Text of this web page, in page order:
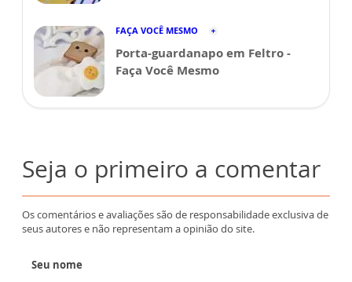
FAÇA VOCÊ MESMO
Porta-guardanapo em Feltro -
Faça Você Mesmo
Seja o primeiro a comentar
Os comentários e avaliações são de responsabilidade exclusiva de
seus autores e não representam a opinião do site.
Seu nome